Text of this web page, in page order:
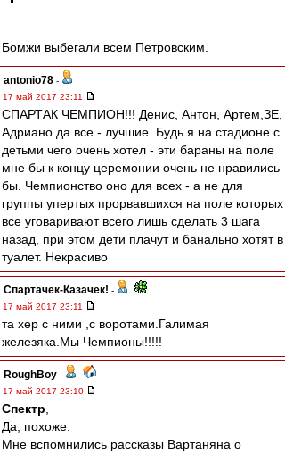
Бомжи выбегали всем Петровским.
antonio78 -
17 май 2017 23:11
СПАРТАК ЧЕМПИОН!!! Денис, Антон, Артем,ЗЕ,
Адриано да все - лучшие. Будь я на стадионе с
детьми чего очень хотел - эти бараны на поле
мне бы к концу церемонии очень не нравились
бы. Чемпионство оно для всех - а не для
группы упертых прорвавшихся на поле которых
все уговаривают всего лишь сделать 3 шага
назад, при этом дети плачут и банально хотят в
туалет. Некрасиво
Спартачек-Казачек! -
17 май 2017 23:11
та хер с ними ,с воротами.Галимая
железяка.Мы Чемпионы!!!!!
RoughBoy -
17 май 2017 23:10
Спектр
Да, похоже.
Мне вспомнились рассказы Вартаняна о